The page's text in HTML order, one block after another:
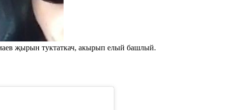
җырын туктаткач, акырып елый башлый.